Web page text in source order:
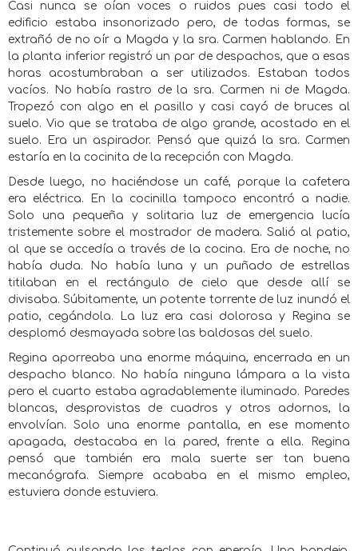
Casi nunca se oían voces o ruidos pues casi todo el
edificio estaba insonorizado pero, de todas formas, se
extrañó de no oír a Magda y la sra. Carmen hablando. En
la planta inferior registró un par de despachos, que a esas
horas acostumbraban a ser utilizados. Estaban todos
vacíos. No había rastro de la sra. Carmen ni de Magda.
Tropezó con algo en el pasillo y casi cayó de bruces al
suelo. Vio que se trataba de algo grande, acostado en el
suelo. Era un aspirador. Pensó que quizá la sra. Carmen
estaría en la cocinita de la recepción con Magda.
Desde luego, no haciéndose un café, porque la cafetera
era eléctrica. En la cocinilla tampoco encontró a nadie.
Solo una pequeña y solitaria luz de emergencia lucía
tristemente sobre el mostrador de madera. Salió al patio,
al que se accedía a través de la cocina. Era de noche, no
había duda. No había luna y un puñado de estrellas
titilaban en el rectángulo de cielo que desde allí se
divisaba. Súbitamente, un potente torrente de luz inundó el
patio, cegándola. La luz era casi dolorosa y Regina se
desplomó desmayada sobre las baldosas del suelo.
Regina aporreaba una enorme máquina, encerrada en un
despacho blanco. No había ninguna lámpara a la vista
pero el cuarto estaba agradablemente iluminado. Paredes
blancas, desprovistas de cuadros y otros adornos, la
envolvían. Solo una enorme pantalla, en ese momento
apagada, destacaba en la pared, frente a ella. Regina
pensó que también era mala suerte ser tan buena
mecanógrafa. Siempre acababa en el mismo empleo,
estuviera donde estuviera.